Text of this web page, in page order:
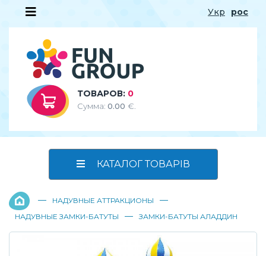
Укр рос
ТОВАРОВ: 0
Сумма: 0.00 €.
КАТАЛОГ ТОВАРІВ
— НАДУВНЫЕ АТТРАКЦИОНЫ —
НАДУВНЫЕ ЗАМКИ-БАТУТЫ — ЗАМКИ-БАТУТЫ АЛАДДИН